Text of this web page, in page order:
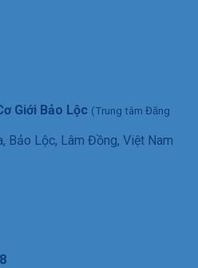
Giới Bảo Lộc (Trung tâm Đăng
Bảo Lộc, Lâm Đồng, Việt Nam